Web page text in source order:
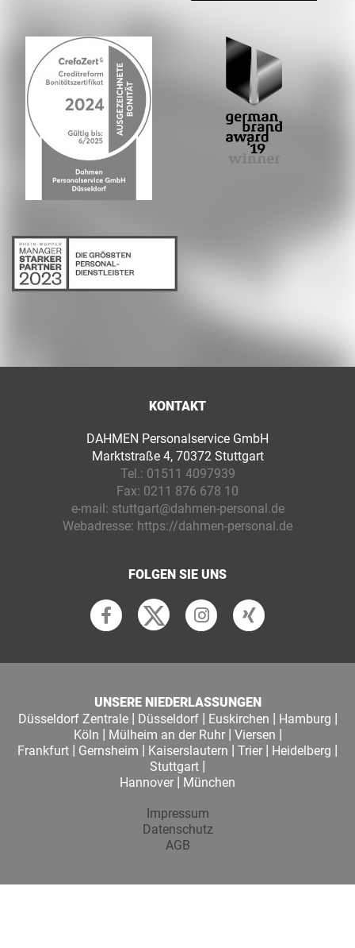
KONTAKT
DAHMEN Personalservice GmbH
Marktstraße 4, 70372 Stuttgart
Tel.: 01511 4097939
Fax: 0211 876 678 10
e-mail: stuttgart@dahmen-personal.de
Webadresse: https://dahmen-personal.de
FOLGEN SIE UNS
UNSERE NIEDERLASSUNGEN
Düsseldorf Zentrale| Düsseldorf| Euskirchen | Hamburg |
Köln | Mülheim an der Ruhr| Viersen |
Frankfurt | Gernsheim | Kaiserslautern | Trier | Heidelberg |
Stuttgart |
Hannover | München
Impressum
Datenschutz
AGB